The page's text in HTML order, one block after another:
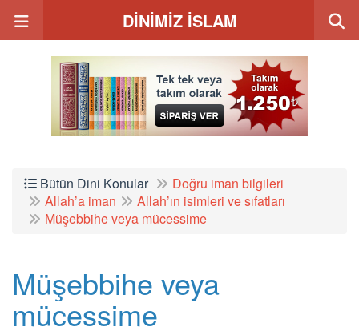
DİNİMİZ İSLAM
Bütün Dini Konular
Doğru iman bilgileri
Allah’a iman
Allah’ın isimleri ve sıfatları
Müşebbihe veya mücessime
Müşebbihe veya
mücessime